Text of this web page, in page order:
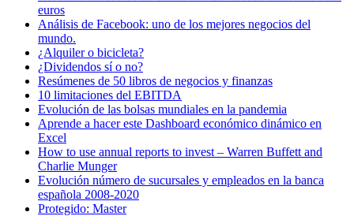
euros
Análisis de Facebook: uno de los mejores negocios del
mundo.
¿Alquiler o bicicleta?
¿Dividendos sí o no?
Resúmenes de 50 libros de negocios y finanzas
10 limitaciones del EBITDA
Evolución de las bolsas mundiales en la pandemia
Aprende a hacer este Dashboard económico dinámico en
Excel
How to use annual reports to invest – Warren Buffett and
Charlie Munger
Evolución número de sucursales y empleados en la banca
española 2008-2020
Protegido: Master